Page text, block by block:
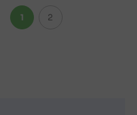
1 2